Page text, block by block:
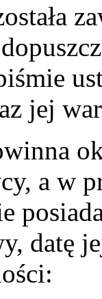
jej
a w
datę